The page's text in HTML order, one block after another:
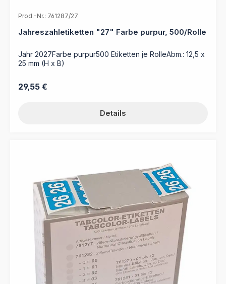
Prod.-Nr.: 761287/27
Jahreszahletiketten "27" Farbe purpur, 500/Rolle
Jahr 2027Farbe purpur500 Etiketten je RolleAbm.: 12,5 x
25 mm (H x B)
Regulärer Preis:
29,55 €
Details